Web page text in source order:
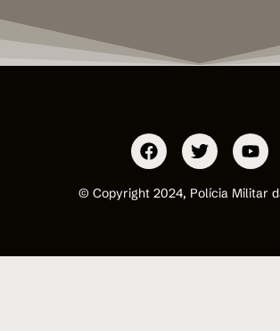
© Copyright 2024, Polícia Militar